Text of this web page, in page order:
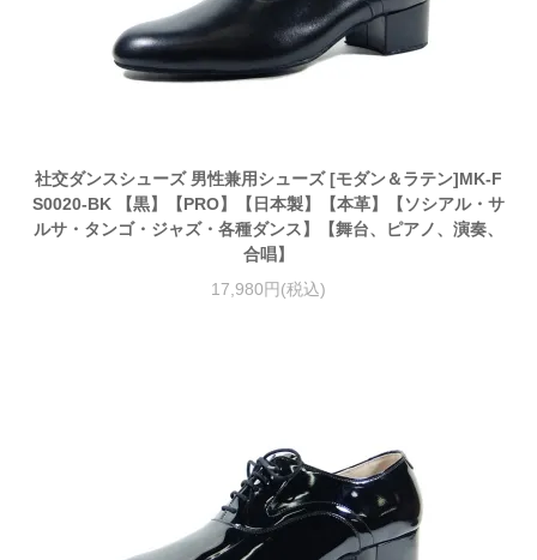
社交ダンスシューズ 男性兼用シューズ [モダン＆ラテン]MK-F
S0020-BK 【黒】【PRO】【日本製】【本革】【ソシアル・サ
ルサ・タンゴ・ジャズ・各種ダンス】【舞台、ピアノ、演奏、
合唱】
17,980円(税込)